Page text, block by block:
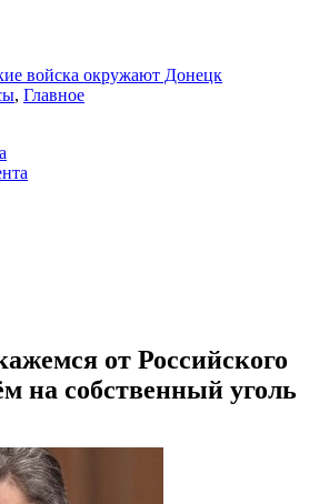
войска окружают Донецк
, Главное
от Российского
на собственный уголь